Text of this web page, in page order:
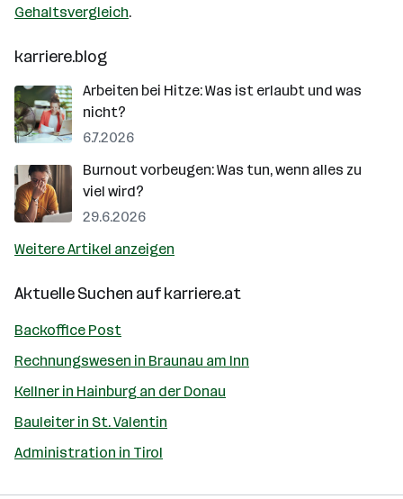
Gehaltsvergleich.
karriere.blog
Arbeiten bei Hitze: Was ist erlaubt und was
nicht?
6.7.2026
Burnout vorbeugen: Was tun, wenn alles zu
viel wird?
29.6.2026
Weitere Artikel anzeigen
Aktuelle Suchen aufkarriere.at
Backoffice Post
Rechnungswesen in Braunau am Inn
Kellner in Hainburg an der Donau
Bauleiter in St. Valentin
Administration in Tirol